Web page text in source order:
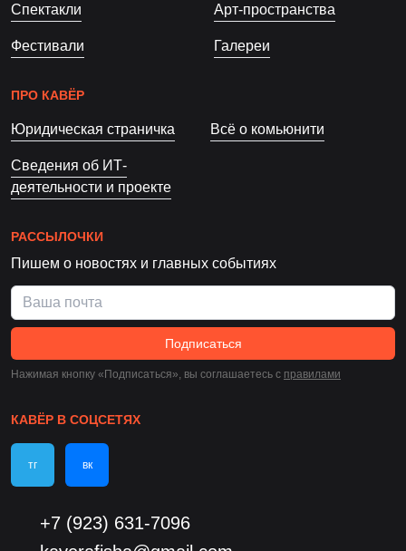
Спектакли
Фестивали
Арт-пространства
Галереи
ПРО КАВЁР
Юридическая страничка Всё о комьюнити
Сведения об ИТ-
деятельности и проекте
РАССЫЛОЧКИ
Пишем о новостях и главных событиях
Подписаться
Нажимая кнопку «Подписаться», вы соглашаетесь c правилами
КАВЁР В СОЦСЕТЯХ
тг вк
+7 (923) 631-7096